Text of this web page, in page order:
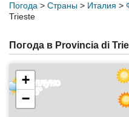
Погода > Страны> Италия >
Trieste
Погода в Provincia di
Беллуно
+25°
+
−